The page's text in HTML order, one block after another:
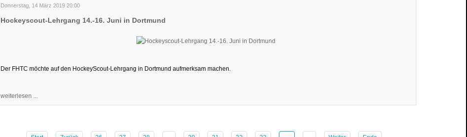
Donnerstag, 14 März 2019 20:00
Hockeyscout-Lehrgang 14.-16. Juni in Dortmund
Der FHTC möchte auf den HockeyScout-Lehrgang in Dortmund aufmerksam machen.
weiterlesen ...